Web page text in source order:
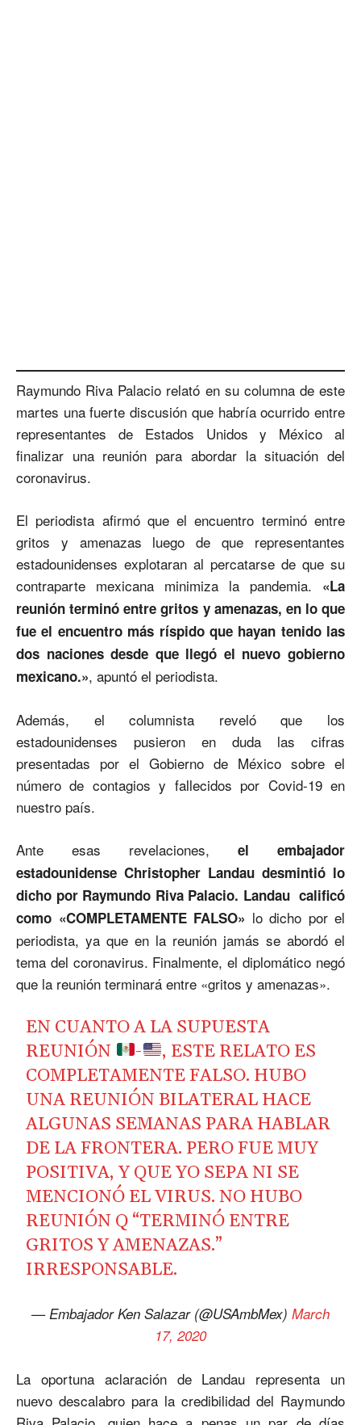
Raymundo Riva Palacio relató en su columna de este
martes una fuerte discusión que habría ocurrido entre
representantes de Estados Unidos y México al
finalizar una reunión para abordar la situación del
coronavirus.
El periodista afirmó que el encuentro terminó entre
gritos y amenazas luego de que representantes
estadounidenses explotaran al percatarse de que su
contraparte mexicana minimiza la pandemia. «La
reunión terminó entre gritos y amenazas, en lo que
fue el encuentro más ríspido que hayan tenido las
dos naciones desde que llegó el nuevo gobierno
mexicano.», apuntó el periodista.
Además, el columnista reveló que los
estadounidenses pusieron en duda las cifras
presentadas por el Gobierno de México sobre el
número de contagios y fallecidos por Covid-19 en
nuestro país.
Ante esas revelaciones, el embajador
estadounidense Christopher Landau desmintió lo
dicho por Raymundo Riva Palacio. Landau calificó
como «COMPLETAMENTE FALSO» lo dicho por el
periodista, ya que en la reunión jamás se abordó el
tema del coronavirus. Finalmente, el diplomático negó
que la reunión terminará entre «gritos y amenazas».
EN CUANTO A LA SUPUESTA
REUNIÓN
-
, ESTE RELATO ES
COMPLETAMENTE FALSO. HUBO
UNA REUNIÓN BILATERAL HACE
ALGUNAS SEMANAS PARA HABLAR
DE LA FRONTERA. PERO FUE MUY
POSITIVA, Y QUE YO SEPA NI SE
MENCIONÓ EL VIRUS. NO HUBO
REUNIÓN Q “TERMINÓ ENTRE
GRITOS Y AMENAZAS.”
IRRESPONSABLE.
— Embajador Ken Salazar (@USAmbMex) March
17, 2020
La oportuna aclaración de Landau representa un
nuevo descalabro para la credibilidad del Raymundo